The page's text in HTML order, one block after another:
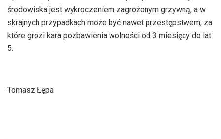
dźwiękowych
środowiska jest wykroczeniem zagrożonym grzywną, a w
skrajnych przypadkach może być nawet przestępstwem, za
które grozi kara pozbawienia wolności od 3 miesięcy do lat
5.
Tomasz Łępa